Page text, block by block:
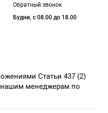
Обратный звонок
Будни, с 08.00 до 18.00
Статьи 437 (2)
нашим менеджерам по